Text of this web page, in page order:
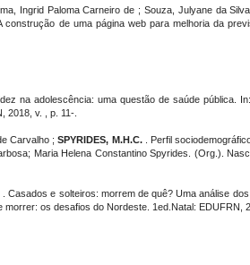
Ingrid Paloma Carneiro de ; Souza, Julyane da
construção de uma página web para melhoria da
na adolescência: uma questão de saúde pública.
2018, v. , p. 11-.
Carvalho ;SPYRIDES, M.H.C.. Perfil
Maria Helena Constantino Spyrides. (Org.).
. Casados e solteiros: morrem de quê? Uma análise
os desafios do Nordeste. 1ed.Natal: EDUFRN,